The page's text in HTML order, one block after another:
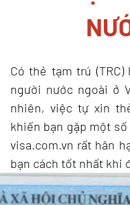
Có thẻ tạm trú
người nước ngoài ở
nhiên, việc tự xin
khiến bạn gặp một
visa.com.vn rất hân
bạn cách tốt nhất khi